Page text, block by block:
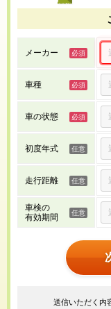
メーカー
車種
車の状態
初度年式
走行距離
車検の
有効期間
送信いただく内